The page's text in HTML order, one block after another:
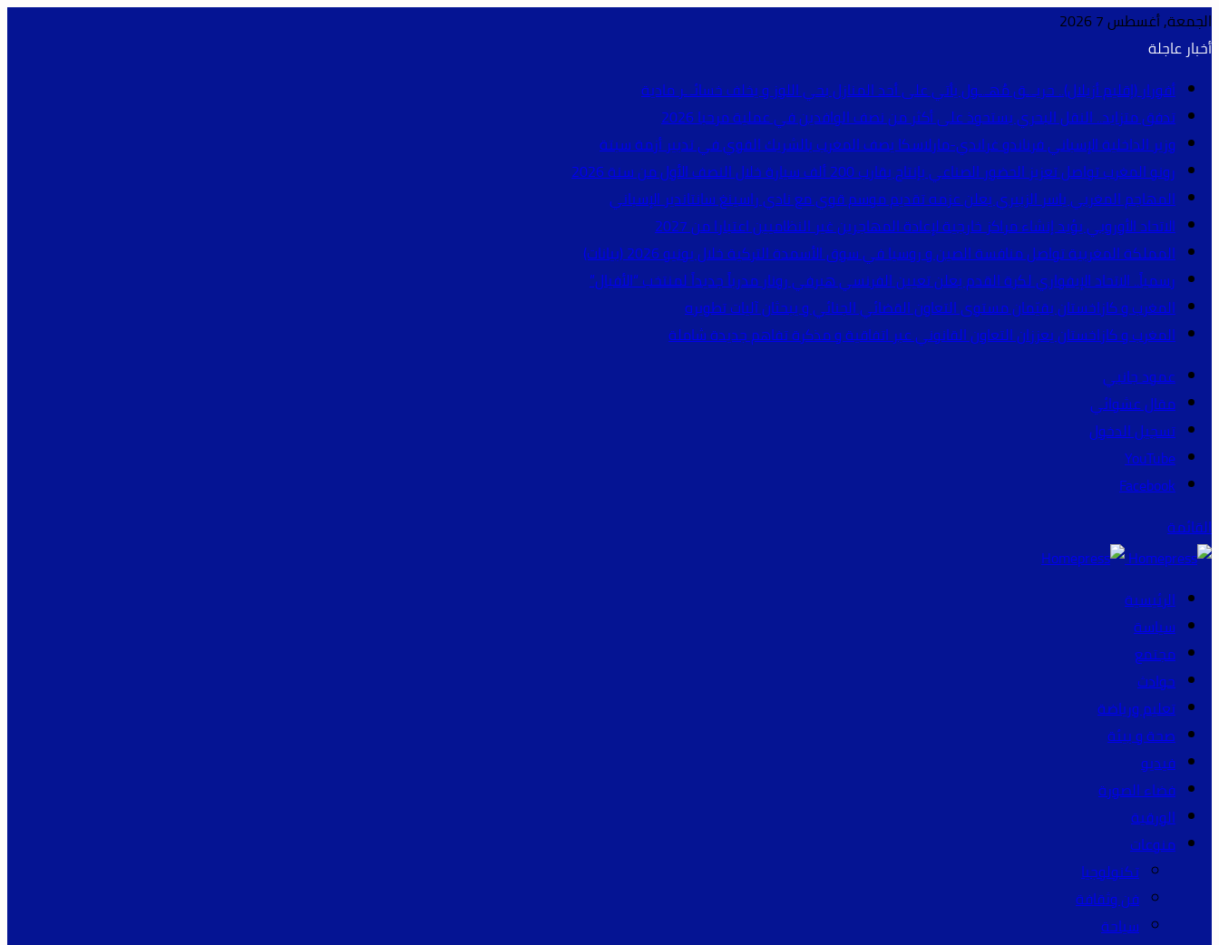
الجمعة, أغسطس 7 2026
أخبار عاجلة
أفورار (إقليم أزيلال).. حريـ.ـق مُهـ.ـول يأتي على أحد المنازل بحي اللوز و يخلف خسائـ.ـر مادية
تدفق متزايد.. النقل البحري يستحوذ على أكثر من نصف الوافدين في عملية مرحبا 2026
وزير الداخلية الإسباني فرناندو غراندي-مارلاسكا يصف المغرب بالشريك القوي في تدبير أزمة سبتة
رونو المغرب تواصل تعزيز الحضور الصناعي بإنتاج يقارب 200 ألف سيارة خلال النصف الأول من سنة 2026
المهاجم المغربي ياسر الزبيري يعلن عزمه تقديم موسم قوي مع نادي راسينغ سانتاندير الإسباني
الاتحاد الأوروبي يؤيد إنشاء مراكز خارجية لإعادة المهاجرين غير النظاميين اعتبارا من 2027
المملكة المغربية تواصل منافسة الصين و روسيا في سوق الأسمدة التركية خلال يونيو 2026 (بيانات)
رسمياً.. الاتحاد الإيفواري لكرة القدم يعلن تعيين الفرنسي هيرفي رونار مدرباً جديداً لمنتخب “الأفيال”
المغرب و كازاخستان يقيّمان مستوى التعاون القضائي الجنائي و يبحثان آليات تطويره
المغرب و كازاخستان يعززان التعاون القانوني عبر اتفاقية و مذكرة تفاهم جديدة شاملة
عمود جانبي
مقال عشوائي
تسجيل الدخول
YouTube
Facebook
القائمة
الرئيسية
سياسة
مجتمع
حوادث
تعليم ورياضة
صحة و بيئة
فيديو
فضاء الصورة
الورقية
منوعات
تكنولوجيا
فن وثقافة
سياحة